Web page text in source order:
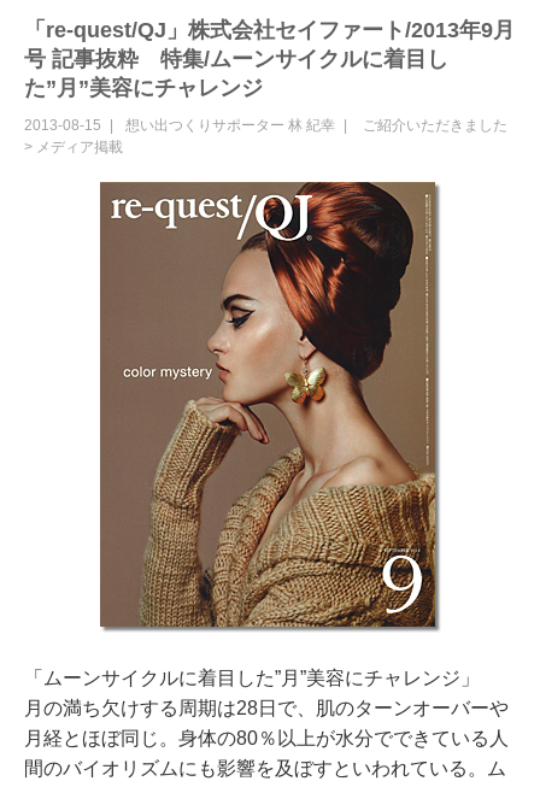
「re-quest/QJ」株式会社セイファート/2013年9月
号 記事抜粋 特集/ムーンサイクルに着目し
た”月”美容にチャレンジ
2013-08-15 想い出つくりサポーター 林 紀幸
ご紹介いただきました
> メディア掲載
「ムーンサイクルに着目した”月”美容にチャレンジ」
月の満ち欠けする周期は28日で、肌のターンオーバーや
月経とほぼ同じ。身体の80％以上が水分でできている人
間のバイオリズムにも影響を及ぼすといわれている。ム